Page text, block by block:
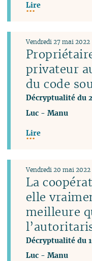
Lire
privateur
du code
Décryptualité du
Vendredi 27 mai 2022
Luc -Manu
Lire
La
elle
meilleure
Décryptualité du
Vendredi 20 mai 2022
Luc -Manu